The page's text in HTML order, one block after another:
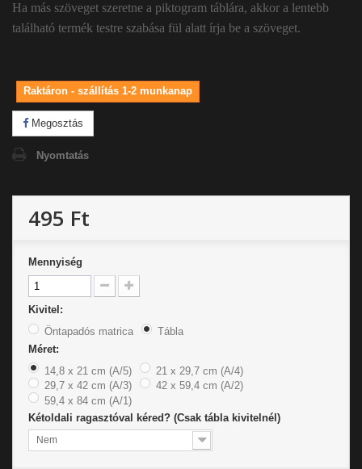
Ha más szöveget szeretne a piktogram táblára, akkor a lentebb
található termék testre szabása fül alatt írja be a szöveget.
Raktáron - szállítás 1-2 munkanap
Megosztás
Nyomtatás
495 Ft
Mennyiség
Kivitel:
Öntapadós matrica
Tábla
Méret:
14,8 x 21 cm (A/5)
21 x 29,7 cm (A/4)
29,7 x 42 cm (A/3)
42 x 59,4 cm (A/2)
59,4 x 84 cm (A/1)
Kétoldali ragasztóval kéred? (Csak tábla kivitelnél)
Nem